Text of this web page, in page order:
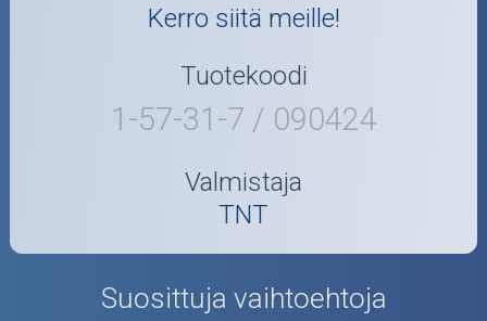
Kerro siitä meille!
Tuotekoodi
1-57-31-7 / 090424
Valmistaja
TNT
Suosittuja vaihtoehtoja